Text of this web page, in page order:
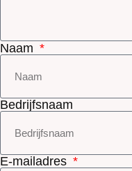
Naam
Bedrijfsnaam
E-mailadres